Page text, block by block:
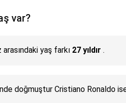
var?
yaş farkı 27 yıldır .
doğmuştur Cristiano Ronaldo